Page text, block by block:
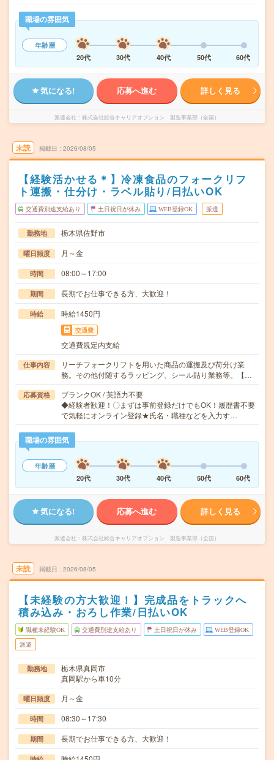
職場の雰囲気
年齢層
20代
30代 40代 50代 60代
気になる! 応募へ進む 詳しく見る
派遣会社 株式会社綜合キャリアオプション 製造事業部（全国）
未読 掲載日 2026/08/05
【経験活かせる＊】冷凍食品のフォークリフ
ト運搬・仕分け・ラベル貼り/日払いOK
交通費別途支給あり 土日祝日が休み WEB登録OK 派遣
勤務地 栃木県佐野市
曜日頻度 月～金
時間 08:00～17:00
期間 長期でお仕事できる方、大歓迎！
時給 時給1450円
交通費
交通費規定内支給
仕事内容
リーチフォークリフトを用いた商品の運搬及び荷分け業
務。その他付随するラッピング、シール貼り業務等。【…
応募資格
ブランクOK / 英語力不要
◆経験者歓迎！〇まずは事前登録だけでもOK！履歴書不要
で気軽にオンライン登録★氏名・職種などを入力す…
職場の雰囲気
年齢層
20代
30代 40代 50代 60代
気になる! 応募へ進む 詳しく見る
派遣会社 株式会社綜合キャリアオプション 製造事業部（全国）
未読 掲載日 2026/08/05
【未経験の方大歓迎！】完成品をトラックへ
積み込み・おろし作業/日払いOK
職種未経験OK 交通費別途支給あり 土日祝日が休み WEB登録OK
派遣
勤務地
栃木県真岡市
真岡駅から車10分
曜日頻度 月～金
時間 08:30～17:30
期間 長期でお仕事できる方、大歓迎！